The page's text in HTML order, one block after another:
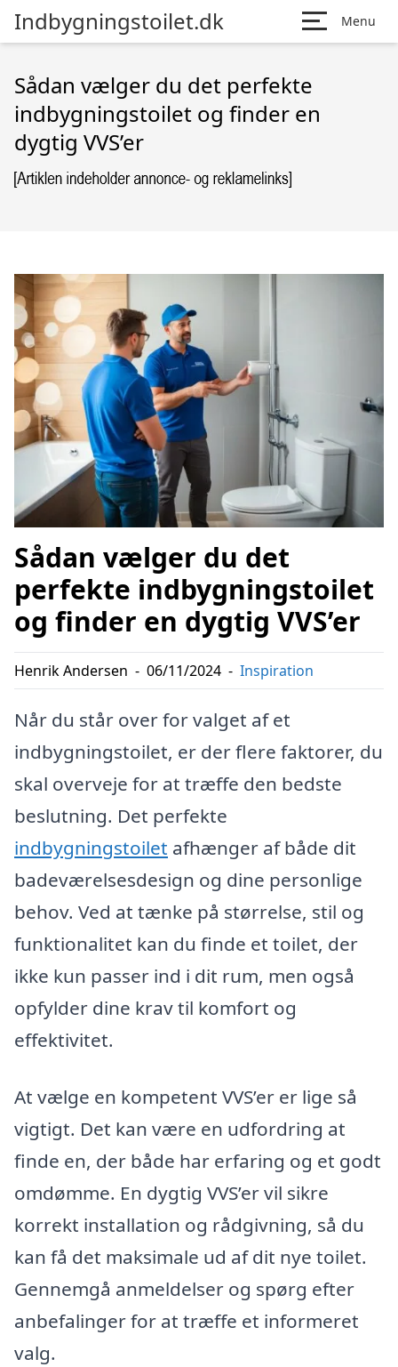
Indbygningstoilet.dk Menu
Sådan vælger du det perfekte
indbygningstoilet og finder en
dygtig VVS’er
Sådan vælger du det
perfekte indbygningstoilet
og finder en dygtig VVS’er
Henrik Andersen - 06/11/2024 - Inspiration
Når du står over for valget af et
indbygningstoilet, er der flere faktorer, du
skal overveje for at træffe den bedste
beslutning. Det perfekte
indbygningstoilet afhænger af både dit
badeværelsesdesign og dine personlige
behov. Ved at tænke på størrelse, stil og
funktionalitet kan du finde et toilet, der
ikke kun passer ind i dit rum, men også
opfylder dine krav til komfort og
effektivitet.
At vælge en kompetent VVS’er er lige så
vigtigt. Det kan være en udfordring at
finde en, der både har erfaring og et godt
omdømme. En dygtig VVS’er vil sikre
korrekt installation og rådgivning, så du
kan få det maksimale ud af dit nye toilet.
Gennemgå anmeldelser og spørg efter
anbefalinger for at træffe et informeret
valg.